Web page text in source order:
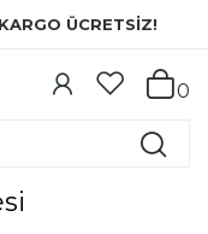
KARGO ÜCRETSİZ!
0